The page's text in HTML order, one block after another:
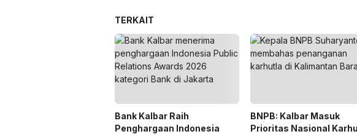
TERKAIT
Bank Kalbar Raih
Penghargaan Indonesia
BNPB: Kalbar Masuk
Prioritas Nasional